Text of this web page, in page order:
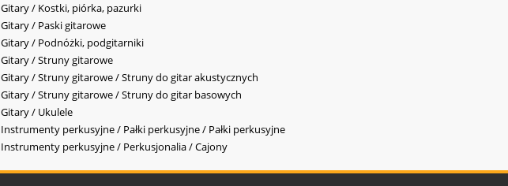
Gitary / Kostki, piórka, pazurki
Gitary / Paski gitarowe
Gitary / Podnóżki, podgitarniki
Gitary / Struny gitarowe
Gitary / Struny gitarowe / Struny do gitar akustycznych
Gitary / Struny gitarowe / Struny do gitar basowych
Gitary / Ukulele
Instrumenty perkusyjne / Pałki perkusyjne / Pałki perkusyjne
Instrumenty perkusyjne / Perkusjonalia / Cajony